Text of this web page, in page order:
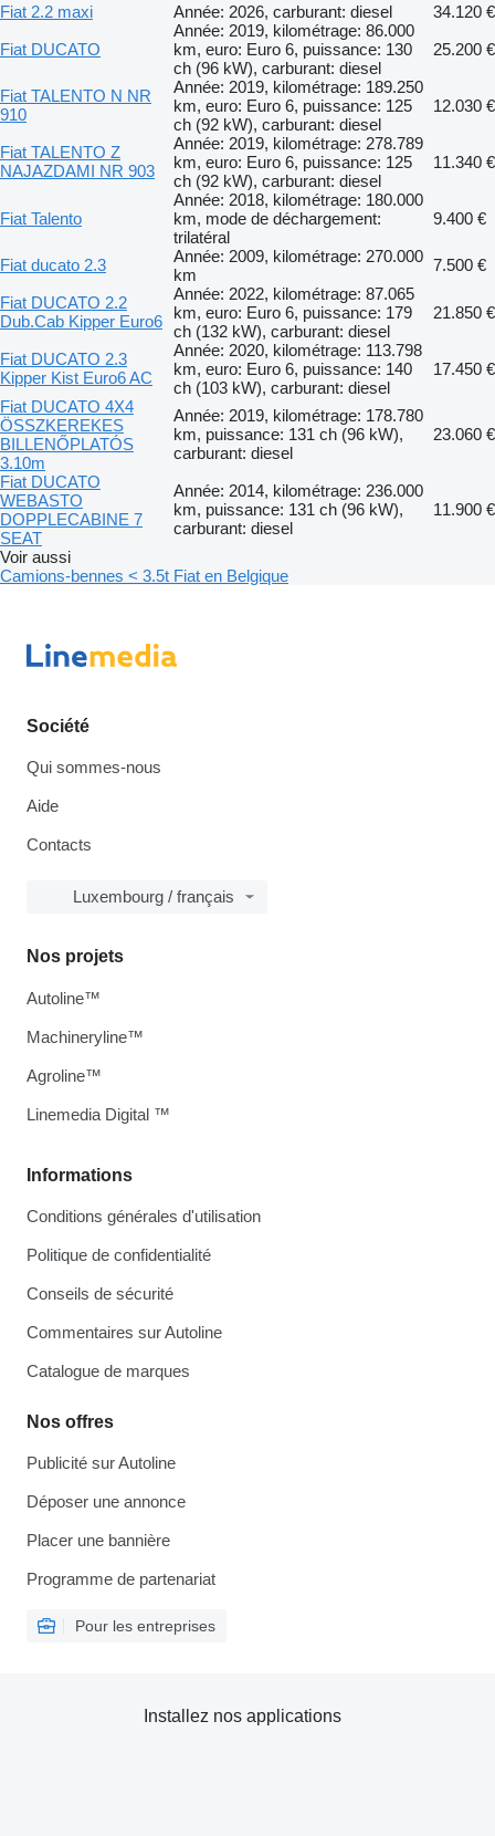
Fiat 2.2 maxi Année: 2026, carburant: diesel
34.120 €
Fiat DUCATO
Année: 2019, kilométrage: 86.000
km, euro: Euro 6, puissance: 130
ch (96 kW), carburant: diesel
25.200 €
Fiat TALENTO N NR
910
Année: 2019, kilométrage: 189.250
km, euro: Euro 6, puissance: 125
ch (92 kW), carburant: diesel
12.030 €
Fiat TALENTO Z
NAJAZDAMI NR 903
Année: 2019, kilométrage: 278.789
km, euro: Euro 6, puissance: 125
ch (92 kW), carburant: diesel
11.340 €
Fiat Talento
Année: 2018, kilométrage: 180.000
km, mode de déchargement:
trilatéral
9.400 €
Fiat ducato 2.3
Année: 2009, kilométrage: 270.000
km
7.500 €
Fiat DUCATO 2.2
Dub.Cab Kipper Euro6
Année: 2022, kilométrage: 87.065
km, euro: Euro 6, puissance: 179
ch (132 kW), carburant: diesel
21.850 €
Fiat DUCATO 2.3
Kipper Kist Euro6 AC
Année: 2020, kilométrage: 113.798
km, euro: Euro 6, puissance: 140
ch (103 kW), carburant: diesel
17.450 €
Fiat DUCATO 4X4
ÖSSZKEREKES
BILLENŐPLATÓS
3.10m
Année: 2019, kilométrage: 178.780
km, puissance: 131 ch (96 kW),
carburant: diesel
23.060 €
Fiat DUCATO
WEBASTO
DOPPLECABINE 7
SEAT
Année: 2014, kilométrage: 236.000
km, puissance: 131 ch (96 kW),
carburant: diesel
11.900 €
Voir aussi
Camions-bennes < 3.5t Fiat en Belgique
Société
Qui sommes-nous
Aide
Contacts
Luxembourg / français
Informations
Conditions générales d'utilisation
Politique de confidentialité
Conseils de sécurité
Commentaires sur Autoline
Catalogue de marques
Nos offres
Publicité sur Autoline
Déposer une annonce
Placer une bannière
Programme de partenariat
Pour les entreprises
Nos projets
Autoline™
Machineryline™
Agroline™
Linemedia Digital ™
Installez nos applications